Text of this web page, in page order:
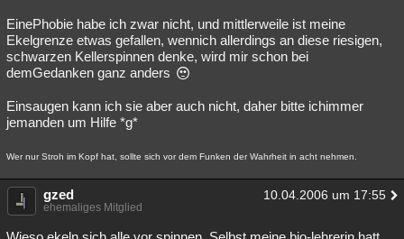
EinePhobie habe ich zwar nicht, und mittlerweile ist meine
Ekelgrenze etwas gefallen, wennich allerdings an diese riesigen,
schwarzen Kellerspinnen denke, wird mir schon bei
demGedanken ganz anders
Einsaugen kann ich sie aber auch nicht, daher bitte ichimmer
jemanden um Hilfe *g*
Wer nur Stroh im Kopf hat, sollte sich vor dem Funken der Wahrheit in acht nehmen.
gzed 10.04.2006 um 17:55
ehemaliges Mitglied